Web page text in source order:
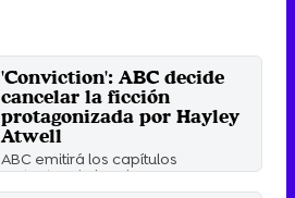
'Conviction': ABC decide
cancelar la ficción
protagonizada por Hayley
Atwell
ABC emitirá los capítulos
restantes de la primera
temporada aunque no renovará